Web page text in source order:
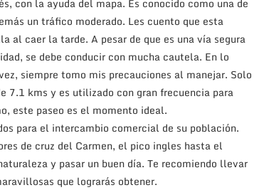
un tráfico moderado. Les cuento que esta
al caer la tarde. A pesar de que es una vía segura
se debe conducir con mucha cautela. En lo
siempre tomo mis precauciones al manejar. Solo
7.1 kms y es utilizado con gran frecuencia para
este paseo es el momento ideal.
para el intercambio comercial de su población.
de cruz del Carmen, el pico ingles hasta el
y pasar un buen día. Te recomiendo llevar
que lograrás obtener.